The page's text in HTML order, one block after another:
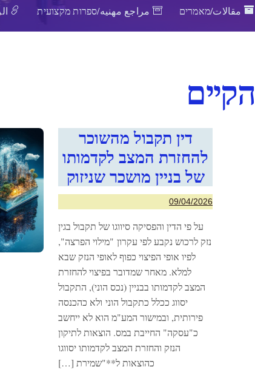
مقالات/מאמרים مراجع مهنيه/ספרות מקצועית
הקיים
דין תקבול מהשוכר
להחזרת המצב לקדמותו
של בניין מושכר שניזוק
09/04/2026
על פי הדין והפסיקה סיווגו של תקבול בגין
נזק לרכוש נקבע לפי עקרון "מילוי הפרצה",
לפיו אופי הפיצוי כפוף לאופי הנזק שבא
למלא. מאחר שמדובר בפיצוי להחזרת
המצב לקדמותו בבניין (נכס הוני), התקבול
יסווג ככלל כתקבול הוני ולא כהכנסה
פירותית, ובמישור המע"מ הוא לא ייחשב
כ"עסקה" החייבת במס. הוצאות לתיקון
הנזק והחזרת המצב לקדמותו יסווגו
כהוצאות ל**"שמירת […]